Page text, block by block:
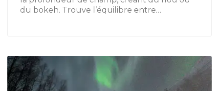
du bokeh. Trouve l’équilibre entre…